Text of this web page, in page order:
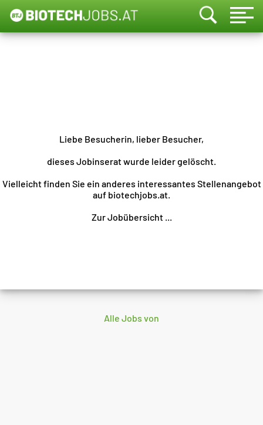
Liebe Besucherin, lieber Besucher,
dieses Jobinserat wurde leider gelöscht.
Vielleicht finden Sie ein anderes interessantes Stellenangebot
auf biotechjobs.at.
Zur Jobübersicht ...
Alle Jobs von